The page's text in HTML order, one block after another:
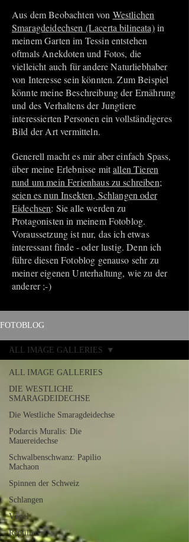
Aus dem Beobachten von Westlichen
Smaragdeidechsen (Lacerta bilineata)in
meinem Garten im Tessin entstehen
oftmals Anekdoten und Fotos, die
vielleicht auch für andere Naturliebhaber
von Interesse sein könnten. Zum Beispiel
könnte meine Beschreibung der Ernährung
und des Verhaltens der Jungtiere
interessierten Personen ein vollständigeres
Bild der Art vermitteln.
Generell macht es mir aber einfach Spass,
über meine Erlebnisse mitallen Tieren
rund um mein Ferienhaus zu schreiben;
seien es nun Insekten, Schlangen oder
Eidechsen: Sie alle werden zu
Protagonisten in meinem Fotoblog.
Voraussetzung ist nur, das ich etwas
interessant finde - oder lustig. Denn ich
führe diesen Fotoblog genauso sehr zu
meiner eigenen Unterhaltung, wie zu der
anderer ;-)
FOTOBLOG
ALL IMAGE GALLERIES
DIE WESTLICHE
SMARAGDEIDECHSE
Die Westliche Smaragdeidechse
Podarcis Muralis: Die
Mauereidechse
Schwalbenschwanz: Papilio
Machaon
Spinnen der Schweiz
Schlangen
Vögel
Reptilien
ALL IMAGE GALLERIES